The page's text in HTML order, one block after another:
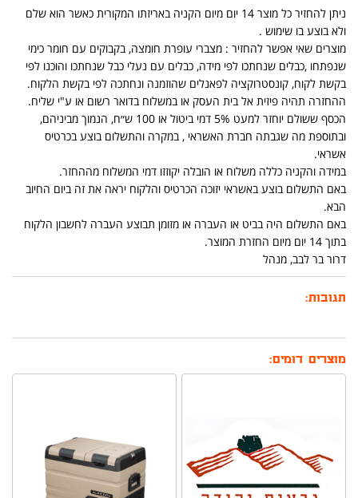
ניתן להחזיר כל מוצר 14 יום מיום הקניה באריזתו המקורית כאשר הוא שלם
ולא בוצע בו שימוש .
מוצרים שאי אפשר להחזיר : מצברי עופרת חומצה, בקבוקים עם חומר כימי
שנפתחו ,כבלים שנחתכו לפי מידה, כבלים עם נעלי כבל שנחתכו והוכנו לפי
בקשת לקוח, קונסטרוקציה לפאנלים שהוזמנה ונחתכה לפי בקשת הלקוח.
ההחזרה תהיה פיזית אל בית העסק או במשלוח בדואר רשום או ע"י שליח.
הכסף ששולם יוחזר למעט 5% דמי ביטול או 100 ש״ח, הנמוך מביניהם,
ובתוספת מה שגבתה חברת האשראי , במקרה והתשלום בוצע בכרטיס
אשראי.
במידה והקניה כללה משלוח או הובלה יקוזזו דמי המשלוח מההחזר.
באם התשלום בוצע באשראי יזוכה הכרטיס והלקוח יראה את זה ביום החיוב
הבא.
באם התשלום היה בביט או העברה או מזומן תבוצע העברה לחשבון הלקוח
בתוך 14 יום מיום החזרת המוצר.
דרור בר לבב, מנהל
תגובות:
מוצרים דומים: